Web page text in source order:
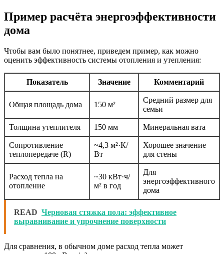
Пример расчёта энергоэффективности
дома
Чтобы вам было понятнее, приведем пример, как можно
оценить эффективность системы отопления и утепления:
Показатель Значение Комментарий
Общая площадь дома 150 м²
Средний размер для
семьи
Толщина утеплителя 150 мм Минеральная вата
Сопротивление
теплопередаче (R)
~4,3 м²·К/
Вт
Хорошее значение
для стены
Расход тепла на
отопление
~30 кВт·ч/
м² в год
Для
энергоэффективного
дома
READ Черновая стяжка пола: эффективное
выравнивание и упрочнение поверхности
Для сравнения, в обычном доме расход тепла может